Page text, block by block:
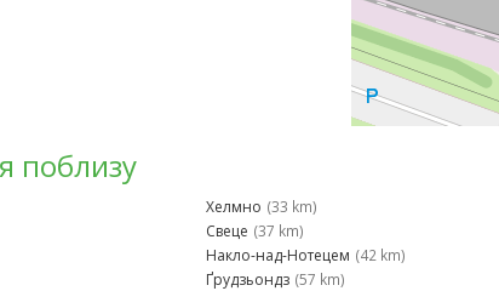
поблизу
Хелмно (33 km)
Свеце (37 km)
Накло-над-Нотецем (42 km)
Ґрудзьондз (57 km)